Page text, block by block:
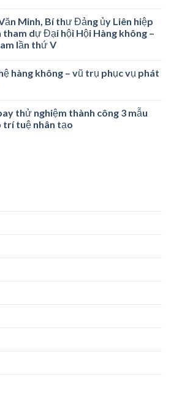
Minh, Bí thư Đảng ủy Liên hiệp
tham dự Đại hội Hội Hàng không –
lần thứ V
hàng không – vũ trụ phục vụ phát
thử nghiệm thành công 3 mẫu
trí tuệ nhân tạo